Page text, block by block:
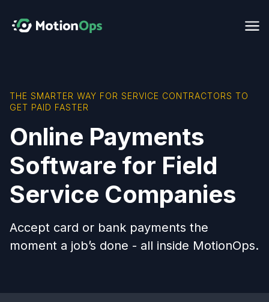
THE SMARTER WAY FOR SERVICE CONTRACTORS TO
GET PAID FASTER
Online Payments
Software for Field
Service Companies
Accept card or bank payments the
moment a job’s done - all inside MotionOps.